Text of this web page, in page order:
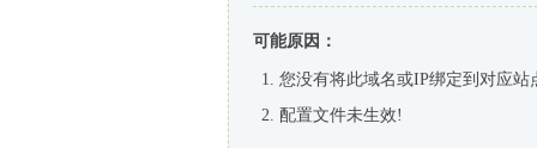
可能原因：
您没有将此域名或IP绑定到对应站
配置文件未生效!